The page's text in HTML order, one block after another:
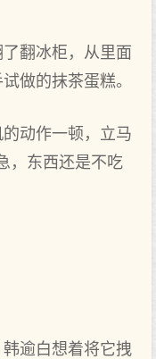
翻冰柜，从里面
做的抹茶蛋糕。
动作一顿，立马
，东西还是不吃
逾白想着将它拽